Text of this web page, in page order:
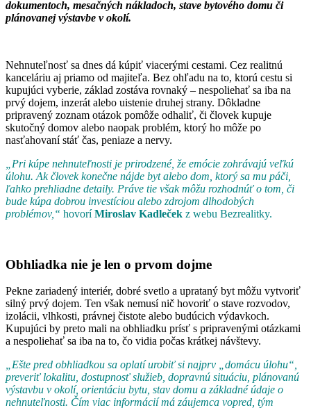
dokumentoch, mesačných nákladoch, stave bytového domu či
plánovanej výstavbe v okolí.
Nehnuteľnosť sa dnes dá kúpiť viacerými cestami. Cez realitnú
kanceláriu aj priamo od majiteľa. Bez ohľadu na to, ktorú cestu si
kupujúci vyberie, základ zostáva rovnaký – nespoliehať sa iba na
prvý dojem, inzerát alebo uistenie druhej strany. Dôkladne
pripravený zoznam otázok pomôže odhaliť, či človek kupuje
skutočný domov alebo naopak problém, ktorý ho môže po
nasťahovaní stáť čas, peniaze a nervy.
„Pri kúpe nehnuteľnosti je prirodzené, že emócie zohrávajú veľkú
úlohu. Ak človek konečne nájde byt alebo dom, ktorý sa mu páči,
ľahko prehliadne detaily. Práve tie však môžu rozhodnúť o tom, či
bude kúpa dobrou investíciou alebo zdrojom dlhodobých
problémov,“ hovoríMiroslav Kadleček z webu Bezrealitky.
Obhliadka nie je len o prvom dojme
Pekne zariadený interiér, dobré svetlo a uprataný byt môžu vytvoriť
silný prvý dojem. Ten však nemusí nič hovoriť o stave rozvodov,
izolácii, vlhkosti, právnej čistote alebo budúcich výdavkoch.
Kupujúci by preto mali na obhliadku prísť s pripravenými otázkami
a nespoliehať sa iba na to, čo vidia počas krátkej návštevy.
„Ešte pred obhliadkou sa oplatí urobiť si najprv „domácu úlohu“,
preveriť lokalitu, dostupnosť služieb, dopravnú situáciu, plánovanú
výstavbu v okolí, orientáciu bytu, stav domu a základné údaje o
nehnuteľnosti. Čím viac informácií má záujemca vopred, tým